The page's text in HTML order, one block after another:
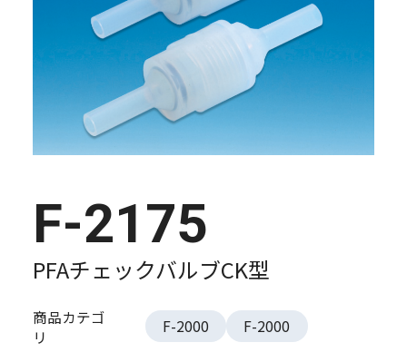
F-2175
PFAチェックバルブCK型
商品カテゴ
リ
F-2000 F-2000